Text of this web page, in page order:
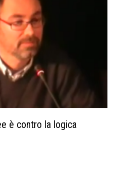
è contro la logica